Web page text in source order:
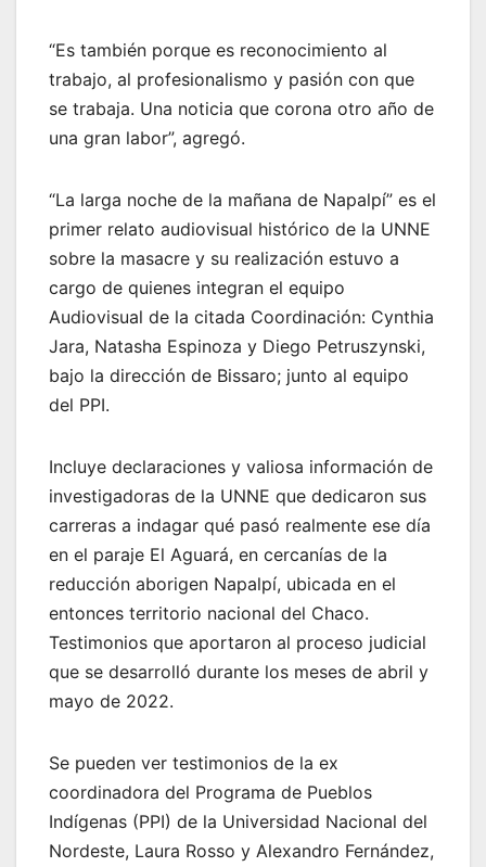
“Es también porque es reconocimiento al
trabajo, al profesionalismo y pasión con que
se trabaja. Una noticia que corona otro año de
una gran labor”, agregó.
“La larga noche de la mañana de Napalpí” es el
primer relato audiovisual histórico de la UNNE
sobre la masacre y su realización estuvo a
cargo de quienes integran el equipo
Audiovisual de la citada Coordinación: Cynthia
Jara, Natasha Espinoza y Diego Petruszynski,
bajo la dirección de Bissaro; junto al equipo
del PPI.
Incluye declaraciones y valiosa información de
investigadoras de la UNNE que dedicaron sus
carreras a indagar qué pasó realmente ese día
en el paraje El Aguará, en cercanías de la
reducción aborigen Napalpí, ubicada en el
entonces territorio nacional del Chaco.
Testimonios que aportaron al proceso judicial
que se desarrolló durante los meses de abril y
mayo de 2022.
Se pueden ver testimonios de la ex
coordinadora del Programa de Pueblos
Indígenas (PPI) de la Universidad Nacional del
Nordeste, Laura Rosso y Alexandro Fernández,